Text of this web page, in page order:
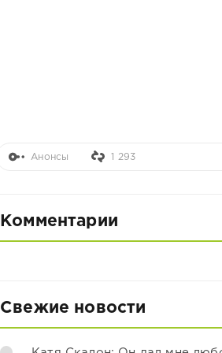
Анонсы 1 293
Комментарии
Свежие новости